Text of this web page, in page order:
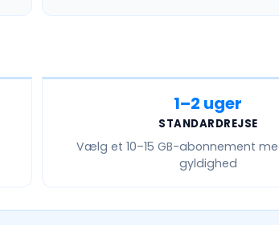
1–2 uger
STANDARDREJSE
Vælg et 10–15 GB-abonnement
gyldighed